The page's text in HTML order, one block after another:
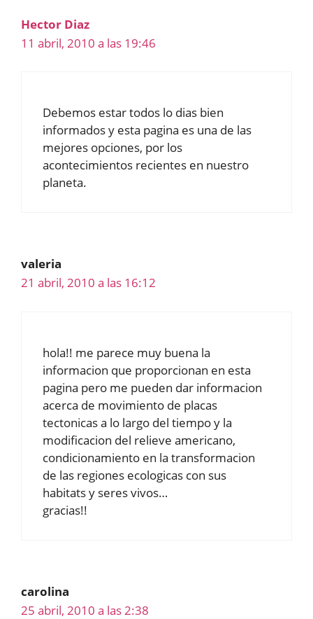
Hector Diaz
11 abril, 2010 a las 19:46
Debemos estar todos lo dias bien
informados y esta pagina es una de las
mejores opciones, por los
acontecimientos recientes en nuestro
planeta.
valeria
21 abril, 2010 a las 16:12
hola!! me parece muy buena la
informacion que proporcionan en esta
pagina pero me pueden dar informacion
acerca de movimiento de placas
tectonicas a lo largo del tiempo y la
modificacion del relieve americano,
condicionamiento en la transformacion
de las regiones ecologicas con sus
habitats y seres vivos…
gracias!!
carolina
25 abril, 2010 a las 2:38